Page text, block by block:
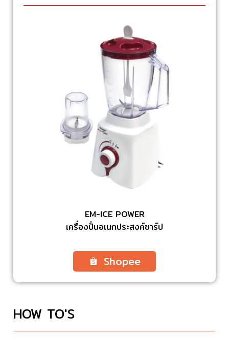
EM-ICE POWER
เครื่องปั่นอเนกประสงค์ชาร์ป
Shopee
HOW TO'S